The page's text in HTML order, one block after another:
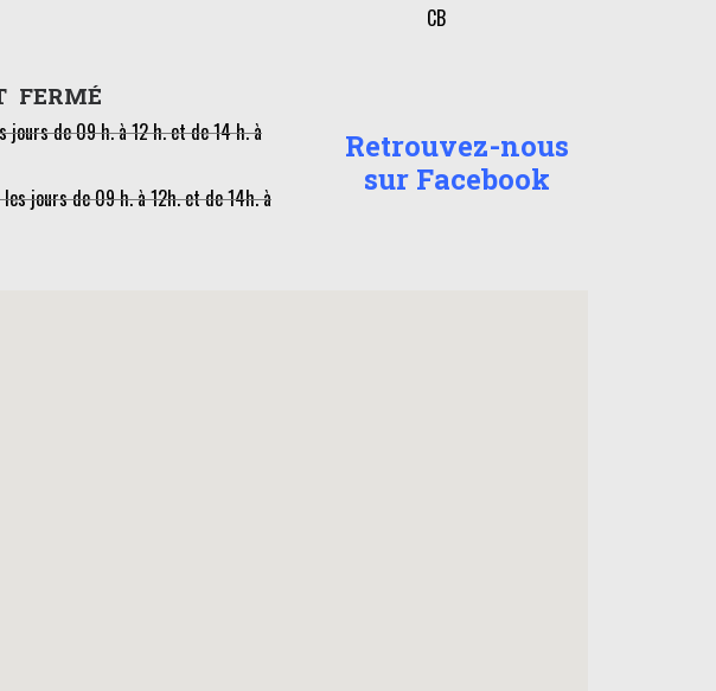
CB
FERMÉ
jours de 09 h. à 12 h. et de 14 h. à
jours de 09 h. à 12h. et de 14h. à
Retrouvez-nous
sur Facebook